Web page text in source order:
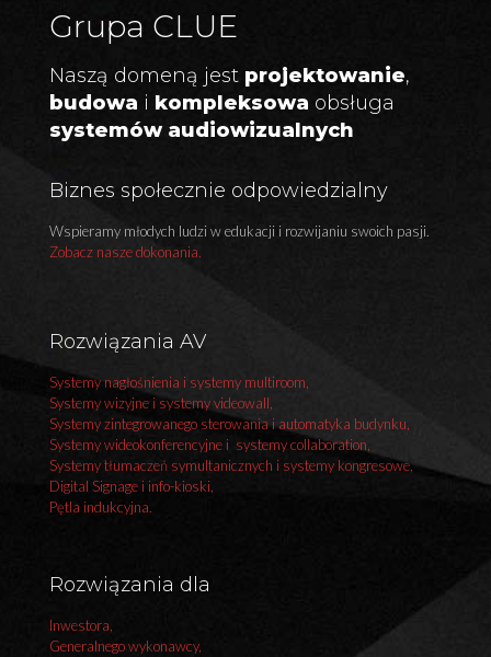
Grupa CLUE
Naszą domeną jest projektowanie,
budowa i kompleksowa obsługa
systemów audiowizualnych
Biznes społecznie odpowiedzialny
Wspieramy młodych ludzi w edukacji i rozwijaniu swoich pasji.
Zobacz nasze dokonania.
Rozwiązania AV
Systemy nagłośnienia i systemy multiroom,
Systemy wizyjne i systemy videowall,
Systemy zintegrowanego sterowania i automatyka budynku,
Systemy wideokonferencyjne i systemy collaboration,
Systemy tłumaczeń symultanicznych i systemy kongresowe,
Digital Signage i info-kioski,
Pętla indukcyjna.
Rozwiązania dla
Inwestora,
Generalnego wykonawcy,